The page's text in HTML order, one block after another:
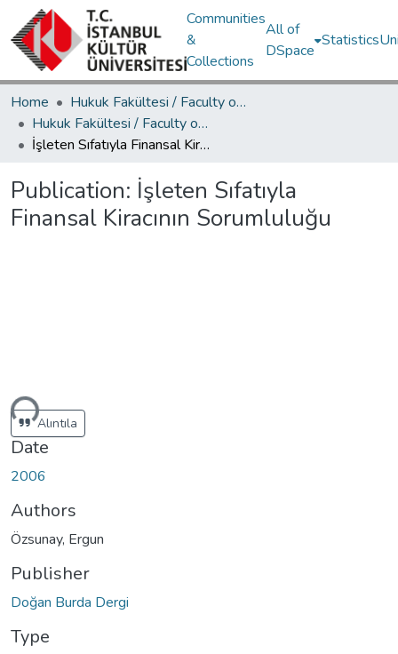
Communities
&
Collections
All of
DSpace
Statistics
Home
Hukuk Fakültesi / Faculty of Law
Hukuk Fakültesi / Faculty of Law
İşleten Sıfatıyla Finansal Kiracının Sorumluluğu
Publication: İşleten Sıfatıyla
Finansal Kiracının Sorumluluğu
Alıntıla
Date
2006
Authors
Özsunay, Ergun
Publisher
Doğan Burda Dergi
Type